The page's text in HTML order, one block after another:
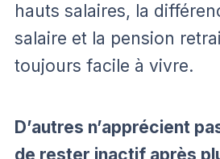
hauts salaires, la
salaire et la pension
toujours facile à vivre.
D’autres n’apprécient
de rester inactif après